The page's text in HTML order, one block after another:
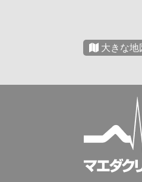
引き続きよろしくお願い致
当院は、本年4月より、患
とさせて頂いております。
マスクなしで受診して頂け
なお、医療機関ですので、
る方もおられます。気にな
大きな地